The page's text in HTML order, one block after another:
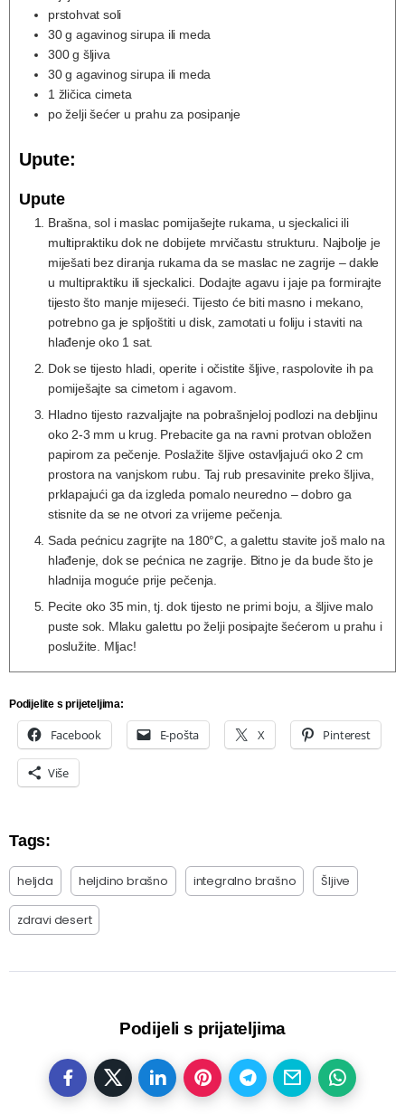
prstohvat soli
30 g agavinog sirupa ili meda
300 g šljiva
30 g agavinog sirupa ili meda
1 žličica cimeta
po želji šećer u prahu za posipanje
Upute:
Upute
Brašna, sol i maslac pomijašejte rukama, u sjeckalici ili
multipraktiku dok ne dobijete mrvičastu strukturu. Najbolje je
miješati bez diranja rukama da se maslac ne zagrije – dakle
u multipraktiku ili sjeckalici. Dodajte agavu i jaje pa formirajte
tijesto što manje mijeseći. Tijesto će biti masno i mekano,
potrebno ga je spljoštiti u disk, zamotati u foliju i staviti na
hlađenje oko 1 sat.
Dok se tijesto hladi, operite i očistite šljive, raspolovite ih pa
pomiješajte sa cimetom i agavom.
Hladno tijesto razvaljajte na pobrašnjeloj podlozi na debljinu
oko 2-3 mm u krug. Prebacite ga na ravni protvan obložen
papirom za pečenje. Poslažite šljive ostavljajući oko 2 cm
prostora na vanjskom rubu. Taj rub presavinite preko šljiva,
prklapajući ga da izgleda pomalo neuredno – dobro ga
stisnite da se ne otvori za vrijeme pečenja.
Sada pećnicu zagrijte na 180°C, a galettu stavite još malo na
hlađenje, dok se pećnica ne zagrije. Bitno je da bude što je
hladnija moguće prije pečenja.
Pecite oko 35 min, tj. dok tijesto ne primi boju, a šljive malo
puste sok. Mlaku galettu po želji posipajte šećerom u prahu i
poslužite. Mljac!
Podijelite s prijeteljima:
Facebook E-pošta X Pinterest
Više
Tags:
heljda heljdino brašno integralno brašno Šljive
zdravi desert
Podijeli s prijateljima